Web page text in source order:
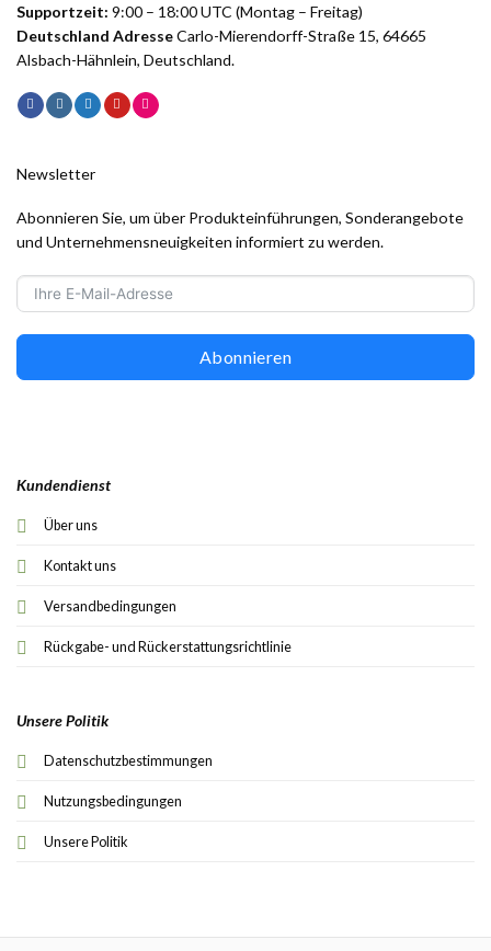
Supportzeit: 9:00 – 18:00 UTC (Montag – Freitag)
Deutschland AdresseCarlo-Mierendorff-Straße 15, 64665
Alsbach-Hähnlein, Deutschland.
Kundendienst
Über uns
Kontakt uns
Versandbedingungen
Rückgabe- und Rückerstattungsrichtlinie
Unsere Politik
Datenschutzbestimmungen
Nutzungsbedingungen
Unsere Politik
Newsletter
Abonnieren Sie, um über Produkteinführungen, Sonderangebote
und Unternehmensneuigkeiten informiert zu werden.
Abonnieren